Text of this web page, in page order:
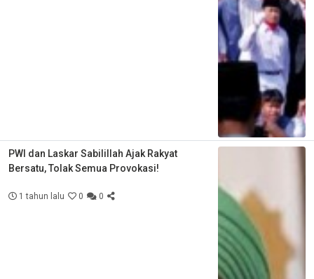
PWI dan Laskar Sabilillah Ajak Rakyat
Bersatu, Tolak Semua Provokasi!
1 tahun lalu 0 0